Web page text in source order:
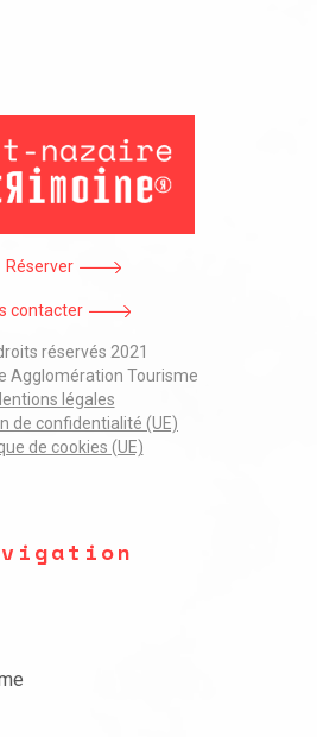
Réserver
contacter
réservés 2021
Agglomération Tourisme
légales
de confidentialité (UE)
de cookies (UE)